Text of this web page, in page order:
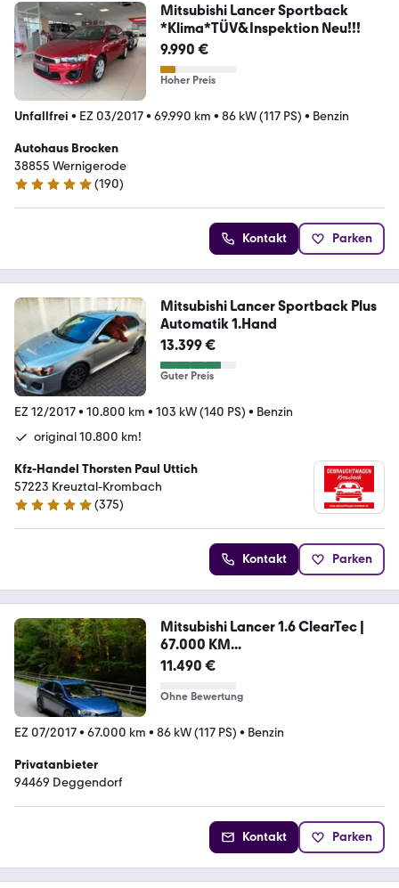
Mitsubishi Lancer Sportback
*Klima*TÜV&Inspektion Neu!!!
9.990 €
Hoher Preis
Unfallfrei • EZ 03/2017• 69.990 km • 86 kW (117 PS) • Benzin
Autohaus Brocken
38855 Wernigerode
4.9 Sterne
(190)
Kontakt Parken
Mitsubishi Lancer Sportback Plus
Automatik 1.Hand
13.399 €
Guter Preis
EZ 12/2017• 10.800 km • 103 kW (140 PS) • Benzin
original 10.800 km!
Kfz-Handel Thorsten Paul Uttich
57223 Kreuztal-Krombach
4.8 Sterne
(375)
Kontakt Parken
Mitsubishi Lancer 1.6 ClearTec |
67.000 KM...
11.490 €
Ohne Bewertung
EZ 07/2017• 67.000 km • 86 kW (117 PS) • Benzin
Privatanbieter
94469 Deggendorf
Kontakt Parken